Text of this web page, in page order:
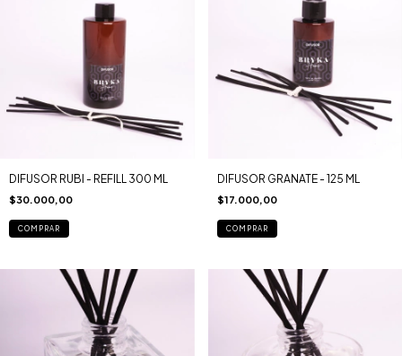
DIFUSOR RUBI - REFILL 300 ML
$30.000,00
COMPRAR
DIFUSOR GRANATE - 125 ML
$17.000,00
COMPRAR